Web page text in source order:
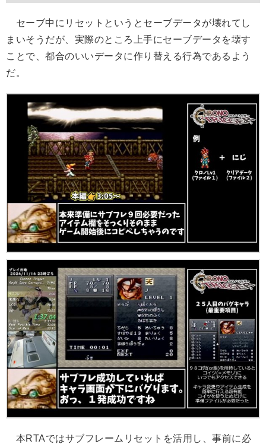
セーブ中にリセットというとセーブデータが壊れてし
まいそうだが、実際のところ上手にセーブデータを壊す
ことで、都合のいいデータに作り替える行為であるよう
だ。
本RTAではサブフレームリセットを活用し、事前に必